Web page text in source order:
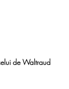
de Waltraud